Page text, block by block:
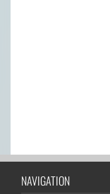
NAVIGATION